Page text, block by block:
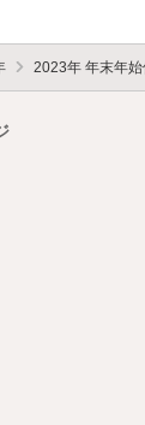
2023年 年末年